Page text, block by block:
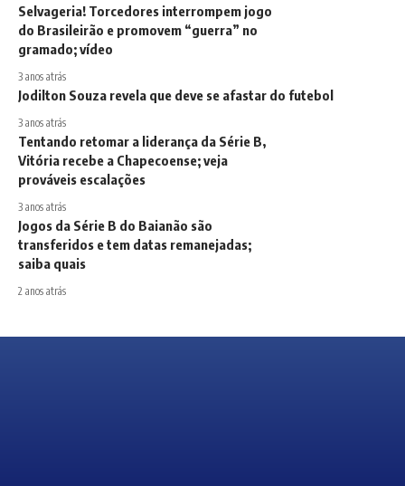
Selvageria! Torcedores interrompem jogo
do Brasileirão e promovem “guerra” no
gramado; vídeo
3 anos atrás
Jodilton Souza revela que deve se afastar do futebol
3 anos atrás
Tentando retomar a liderança da Série B,
Vitória recebe a Chapecoense; veja
prováveis escalações
3 anos atrás
Jogos da Série B do Baianão são
transferidos e tem datas remanejadas;
saiba quais
2 anos atrás